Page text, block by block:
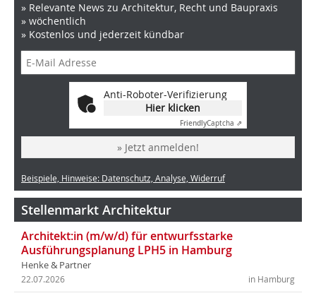
» Relevante News zu Architektur, Recht und Baupraxis
» wöchentlich
» Kostenlos und jederzeit kündbar
Anti-Roboter-Verifizierung
Hier klicken
FriendlyCaptcha ⇗
» Jetzt anmelden!
Beispiele, Hinweise: Datenschutz, Analyse, Widerruf
Stellenmarkt Architektur
Architekt:in (m/w/d) für entwurfsstarke
Ausführungsplanung LPH5 in Hamburg
Henke & Partner
in Hamburg
22.07.2026